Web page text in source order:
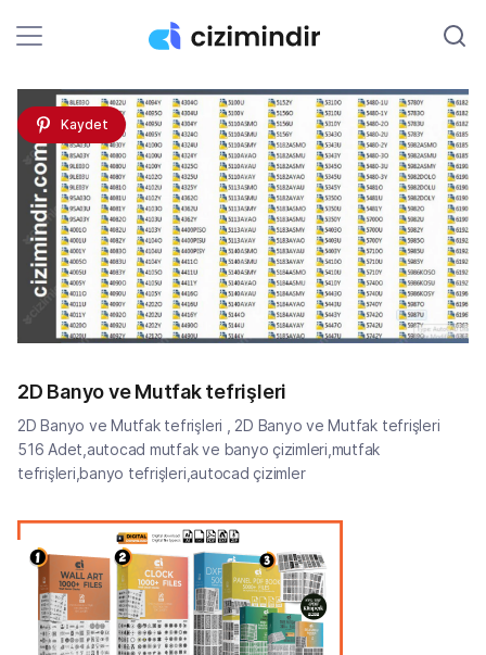
Kaydet
2D Banyo ve Mutfak tefrişleri
2D Banyo ve Mutfak tefrişleri , 2D Banyo ve Mutfak tefrişleri
516 Adet,autocad mutfak ve banyo çizimleri,mutfak
tefrişleri,banyo tefrişleri,autocad çizimler